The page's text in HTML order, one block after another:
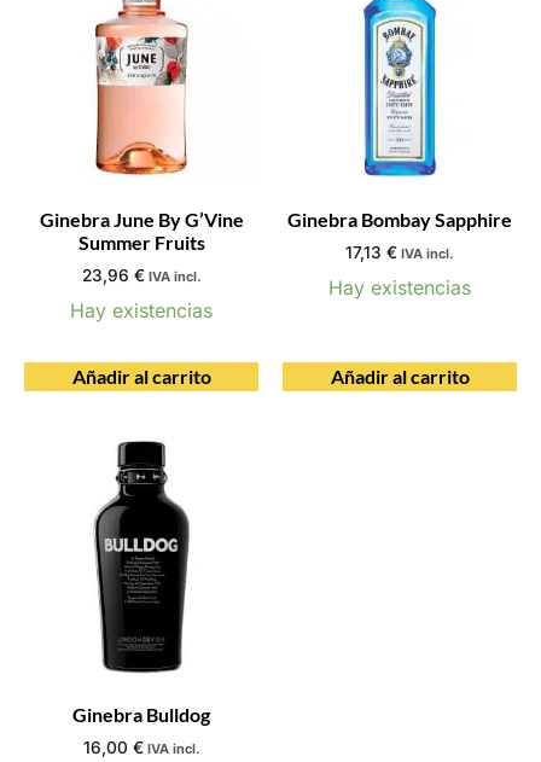
Ginebra June By G’Vine
Summer Fruits
23,96 € IVA incl.
Hay existencias
Añadir al carrito
Ginebra Bombay Sapphire
17,13 € IVA incl.
Hay existencias
Añadir al carrito
Ginebra Bulldog
16,00 € IVA incl.